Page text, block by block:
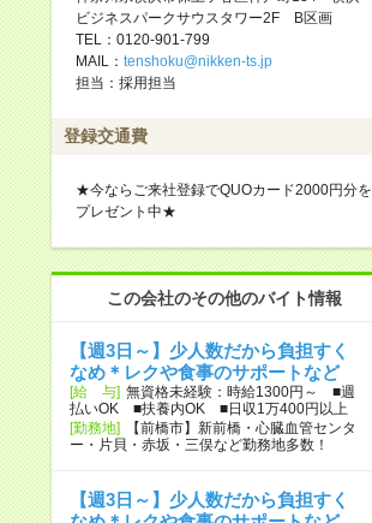
ビジネスパークサウスタワー2F B区画
TEL：0120-901-799
MAIL： tenshoku@nikken-ts.jp
担当：採用担当
登録交通費
★今ならご来社登録でQUOカード2000円分を
プレゼント中★
この会社のその他のバイト情報
【週3日～】少人数だから負担すく
なめ＊レクや食事のサポートなど
[給 与] 無資格未経験：時給1300円～ ■週
払いOK ■扶養内OK ■日収1万400円以上
[勤務地]
【前橋市】新前橋・心臓血管センタ
ー・片貝・赤坂・三俣など勤務地多数！
【週3日～】少人数だから負担すく